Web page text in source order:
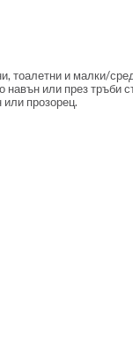
тоалетни и малки/
навън или през тръби
прозорец.